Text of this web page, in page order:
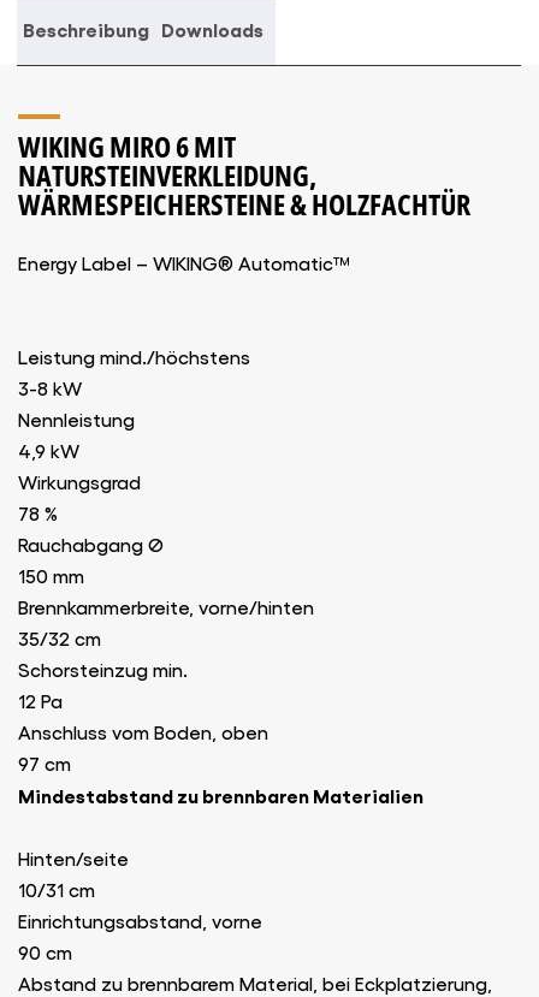
Beschreibung Downloads
WIKING MIRO 6MIT
NATURSTEINVERKLEIDUNG,
WÄRMESPEICHERSTEINE & HOLZFACHTÜR
Energy Label – WIKING® Automatic™
Leistung mind./höchstens
3-8 kW
Nennleistung
4,9 kW
Wirkungsgrad
78 %
Rauchabgang Ø
150 mm
Brennkammerbreite, vorne/hinten
35/32 cm
Schorsteinzug min.
12 Pa
Anschluss vom Boden, oben
97 cm
Mindestabstand zu brennbaren Materialien
Hinten/seite
10/31 cm
Einrichtungsabstand, vorne
90 cm
Abstand zu brennbarem Material, bei Eckplatzierung,